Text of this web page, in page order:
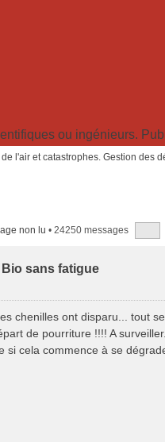
ou ingénieurs.
l'air et catastrophes. Gestion des
non lu • 24250 messages
sans fatigue
chenilles ont disparu... tout
de pourriture !!!! A
cela commence à se